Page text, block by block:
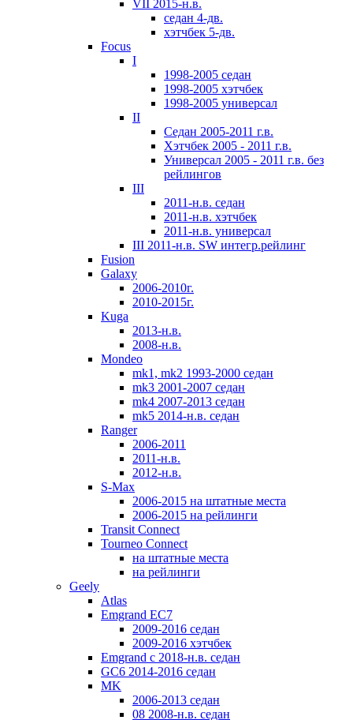
VII 2015-н.в.
седан 4-дв.
хэтчбек 5-дв.
Focus
I
1998-2005 седан
1998-2005 хэтчбек
1998-2005 универсал
II
Седан 2005-2011 г.в.
Хэтчбек 2005 - 2011 г.в.
Универсал 2005 - 2011 г.в. без
рейлингов
III
2011-н.в. седан
2011-н.в. хэтчбек
2011-н.в. универсал
III 2011-н.в. SW интегр.рейлинг
Fusion
Galaxy
2006-2010г.
2010-2015г.
Kuga
2013-н.в.
2008-н.в.
Mondeo
mk1, mk2 1993-2000 седан
mk3 2001-2007 седан
mk4 2007-2013 седан
mk5 2014-н.в. седан
Ranger
2006-2011
2011-н.в.
2012-н.в.
S-Max
2006-2015 на штатные места
2006-2015 на рейлинги
Transit Connect
Tourneo Connect
на штатные места
на рейлинги
Geely
Atlas
Emgrand EC7
2009-2016 седан
2009-2016 хэтчбек
Emgrand с 2018-н.в. седан
GC6 2014-2016 седан
MK
2006-2013 седан
08 2008-н.в. седан